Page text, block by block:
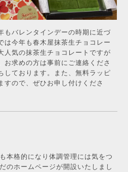
もバレンタインデーの時期に近づ
は今年も春木屋抹茶生チョコレー
人気の抹茶生チョコレートですが
お求めの方は事前にご連絡くださ
しております。また、無料ラッピ
すので、ぜひお申し付けくださ
本格的になり体調管理には気をつ
のホームページが開設いたしまし